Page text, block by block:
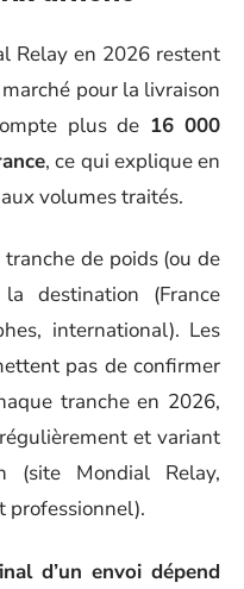
Relay en 2026 restent
pour la livraison
plus de 16 000
, ce qui explique en
volumes traités.
de poids (ou de
destination (France
international). Les
pas de confirmer
tranche en 2026,
et variant
(site Mondial Relay,
professionnel).
d’un envoi dépend